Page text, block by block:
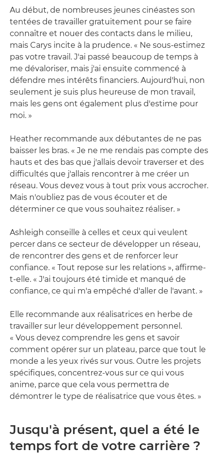
Au début, de nombreuses jeunes cinéastes son
tentées de travailler gratuitement pour se faire
connaître et nouer des contacts dans le milieu,
mais Carys incite à la prudence. « Ne sous-estimez
pas votre travail. J'ai passé beaucoup de temps à
me dévaloriser, mais j'ai ensuite commencé à
défendre mes intérêts financiers. Aujourd'hui, non
seulement je suis plus heureuse de mon travail,
mais les gens ont également plus d'estime pour
moi. »
Heather recommande aux débutantes de ne pas
baisser les bras. « Je ne me rendais pas compte des
hauts et des bas que j'allais devoir traverser et des
difficultés que j'allais rencontrer à me créer un
réseau. Vous devez vous à tout prix vous accrocher.
Mais n'oubliez pas de vous écouter et de
déterminer ce que vous souhaitez réaliser. »
Ashleigh conseille à celles et ceux qui veulent
percer dans ce secteur de développer un réseau,
de rencontrer des gens et de renforcer leur
confiance. « Tout repose sur les relations », affirme-
t-elle. « J'ai toujours été timide et manqué de
confiance, ce qui m'a empêché d'aller de l'avant. »
Elle recommande aux réalisatrices en herbe de
travailler sur leur développement personnel.
« Vous devez comprendre les gens et savoir
comment opérer sur un plateau, parce que tout le
monde a les yeux rivés sur vous. Outre les projets
spécifiques, concentrez-vous sur ce qui vous
anime, parce que cela vous permettra de
démontrer le type de réalisatrice que vous êtes. »
Jusqu'à présent, quel a été le
temps fort de votre carrière ?